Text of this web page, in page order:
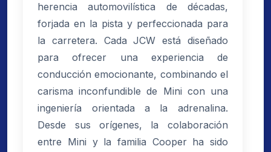
herencia automovilística de décadas,
forjada en la pista y perfeccionada para
la carretera. Cada JCW está diseñado
para ofrecer una experiencia de
conducción emocionante, combinando el
carisma inconfundible de Mini con una
ingeniería orientada a la adrenalina.
Desde sus orígenes, la colaboración
entre Mini y la familia Cooper ha sido